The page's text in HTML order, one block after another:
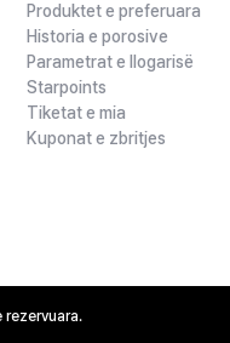
Produktet e preferuara
Historia e porosive
Parametrat e llogarisë
Starpoints
Tiketat e mia
Kuponat e zbritjes